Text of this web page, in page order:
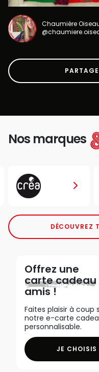
Chaumière
Nos marques
DÉCOUVREZ
Offrez une
carte cadeau
amis !
Faites plaisir à coup
notre e-carte
personnalisable.
JE CHOISIS